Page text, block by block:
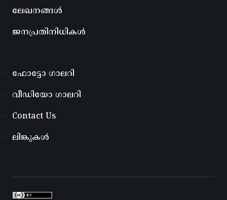
ലേഖനങ്ങൾ
ജനപ്രതിനിധികൾ
ഫോട്ടോ ഗാലറി
വീഡിയോ ഗാലറി
Contact Us
ലിങ്കുകൾ